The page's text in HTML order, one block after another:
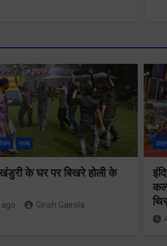
राज्य
के घर पर बिखरे होली के
Girish Gairola